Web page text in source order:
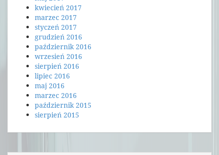
kwiecień 2017
marzec 2017
styczeń 2017
grudzień 2016
październik 2016
wrzesień 2016
sierpień 2016
lipiec 2016
maj 2016
marzec 2016
październik 2015
sierpień 2015